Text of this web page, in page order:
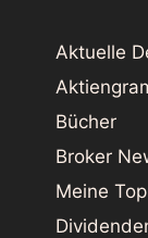
Aktuelle
Bücher
Broker
Meine